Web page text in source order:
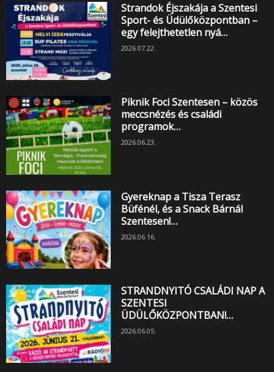
Strandok Éjszakája a Szentesi
Sport- és Üdülőközpontban –
egy felejthetetlen nyá…
2026.07.22.
Piknik Foci Szentesen – közös
meccsnézés és családi
programok…
2026.06.23.
Gyereknap a Tisza Terasz
Büfénél, és a Snack Bárnál
Szentesen!…
2026.06.16.
STRANDNYITÓ CSALÁDI NAP A
SZENTESI
ÜDÜLŐKÖZPONTBAN!…
2026.06.05.